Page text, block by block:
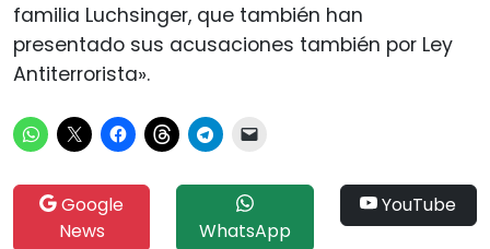
familia Luchsinger, que también han
presentado sus acusaciones también por Ley
Antiterrorista».
Google
News
WhatsApp
YouTube